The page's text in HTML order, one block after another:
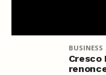
BUSINESS
Cresco